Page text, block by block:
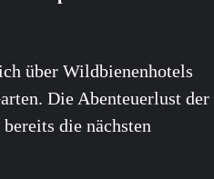
über Wildbienenhotels
Die Abenteuerlust der
die nächsten